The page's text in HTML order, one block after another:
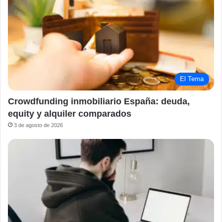
El Tema
Crowdfunding inmobiliario España: deuda,
equity y alquiler comparados
3 de agosto de 2026